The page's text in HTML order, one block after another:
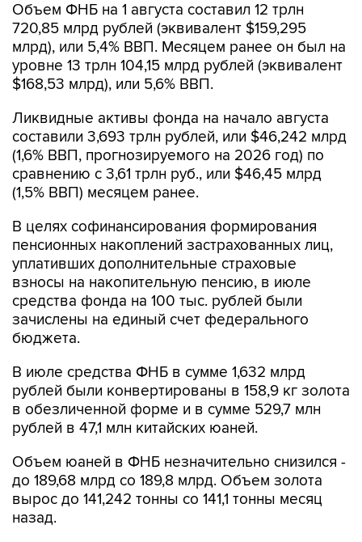
Объем ФНБ на 1 августа составил 12 трлн
720,85 млрд рублей (эквивалент $159,295
млрд), или 5,4% ВВП. Месяцем ранее он был на
уровне 13 трлн 104,15 млрд рублей (эквивалент
$168,53 млрд), или 5,6% ВВП.
Ликвидные активы фонда на начало августа
составили 3,693 трлн рублей, или $46,242 млрд
(1,6% ВВП, прогнозируемого на 2026 год) по
сравнению с 3,61 трлн руб., или $46,45 млрд
(1,5% ВВП) месяцем ранее.
В целях софинансирования формирования
пенсионных накоплений застрахованных лиц,
уплативших дополнительные страховые
взносы на накопительную пенсию, в июле
средства фонда на 100 тыс. рублей были
зачислены на единый счет федерального
бюджета.
В июле средства ФНБ в сумме 1,632 млрд
рублей были конвертированы в 158,9 кг золота
в обезличенной форме и в сумме 529,7 млн
рублей в 47,1 млн китайских юаней.
Объем юаней в ФНБ незначительно снизился -
до 189,68 млрд со 189,8 млрд. Объем золота
вырос до 141,242 тонны со 141,1 тонны месяц
назад.